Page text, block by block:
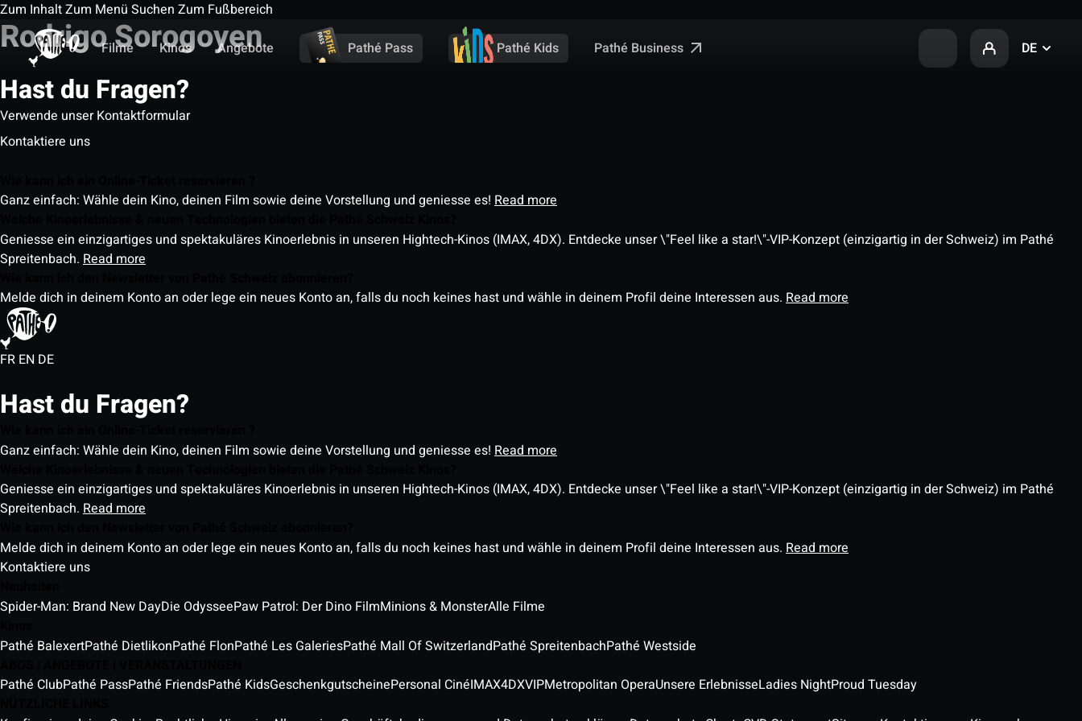
Zum InhaltZum Menü Suchen Zum Fußbereich
Filme
Kinos Angebote Pathé Pass Pathé Kids Pathé Business DE
Rodrigo Sorogoyen
Hast du Fragen?
Verwende unser Kontaktformular
Kontaktiere uns
Ganz einfach: Wähle dein Kino, deinen Film sowie deine Vorstellung und geniesse es! Read more
Geniesse ein einzigartiges und spektakuläres Kinoerlebnis in unseren Hightech-Kinos (IMAX, 4DX). Entdecke unser \"Feel like a star!\"-VIP-Konzept (einzigartig in der Schweiz) im Pathé
Spreitenbach. Read more
Melde dich in deinem Konto an oder lege ein neues Konto an, falls du noch keines hast und wähle in deinem Profil deine Interessen aus. Read more
FR EN DE
Hast du Fragen?
Ganz einfach: Wähle dein Kino, deinen Film sowie deine Vorstellung und geniesse es! Read more
Geniesse ein einzigartiges und spektakuläres Kinoerlebnis in unseren Hightech-Kinos (IMAX, 4DX). Entdecke unser \"Feel like a star!\"-VIP-Konzept (einzigartig in der Schweiz) im Pathé
Spreitenbach. Read more
Melde dich in deinem Konto an oder lege ein neues Konto an, falls du noch keines hast und wähle in deinem Profil deine Interessen aus. Read more
Kontaktiere uns
Spider-Man: Brand New DayDie OdysseePaw Patrol: Der Dino FilmMinions & MonsterAlle Filme
Pathé BalexertPathé DietlikonPathé FlonPathé Les GaleriesPathé Mall Of SwitzerlandPathé SpreitenbachPathé Westside
Pathé ClubPathé PassPathé FriendsPathé KidsGeschenkgutscheinePersonal CinéIMAX4DXVIPMetropolitan OperaUnsere ErlebnisseLadies NightProud Tuesday